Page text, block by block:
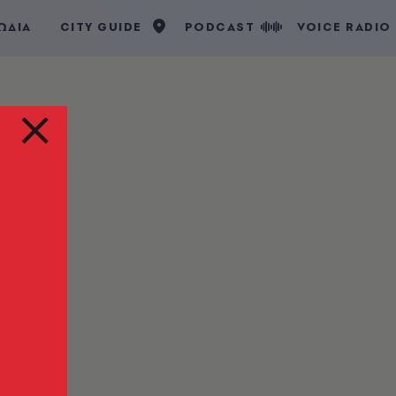
CITY GUIDE PODCAST VOICE RADIO